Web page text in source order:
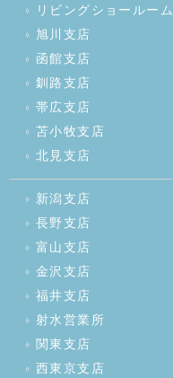
リビングショールーム
旭川支店
函館支店
釧路支店
帯広支店
苫小牧支店
北見支店
新潟支店
長野支店
富山支店
金沢支店
福井支店
射水営業所
関東支店
西東京支店